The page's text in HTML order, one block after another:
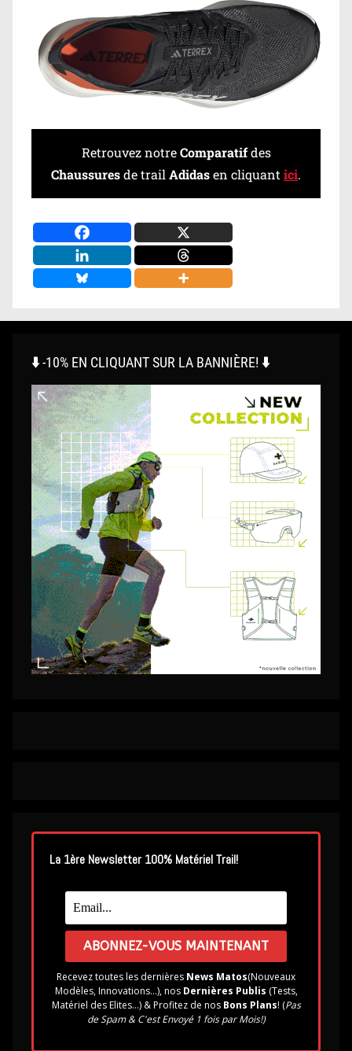
Retrouvez notreComparatifdes
Chaussuresde trailAdidasen cliquantici.
⬇️ -10% EN CLIQUANT SUR LA BANNIÈRE! ⬇️
La 1ère Newsletter 100% Matériel Trail!
Recevez toutes les dernières News Matos(Nouveaux
Modèles, Innovations...), nosDernières Publis (Tests,
Matériel des Elites...) & Profitez de nosBons Plans! (Pas
de Spam & C'est Envoyé 1 fois par Mois!)